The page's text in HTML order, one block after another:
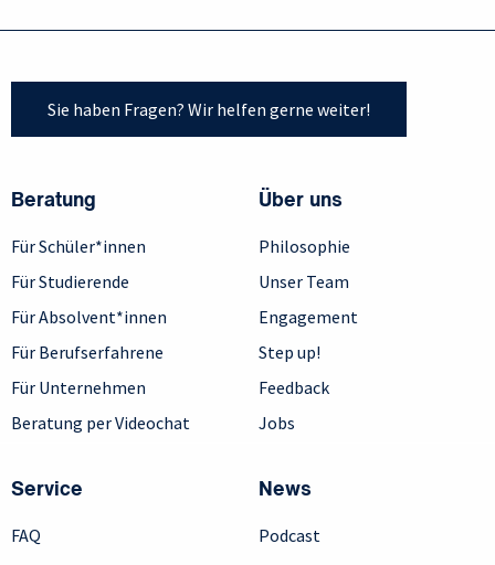
Sie haben Fragen? Wir helfen gerne weiter!
Beratung
Für Schüler*innen
Für Studierende
Für Absolvent*innen
Für Berufserfahrene
Für Unternehmen
Beratung per Videochat
Über uns
Philosophie
Unser Team
Engagement
Step up!
Feedback
Jobs
Service
FAQ
News
Podcast